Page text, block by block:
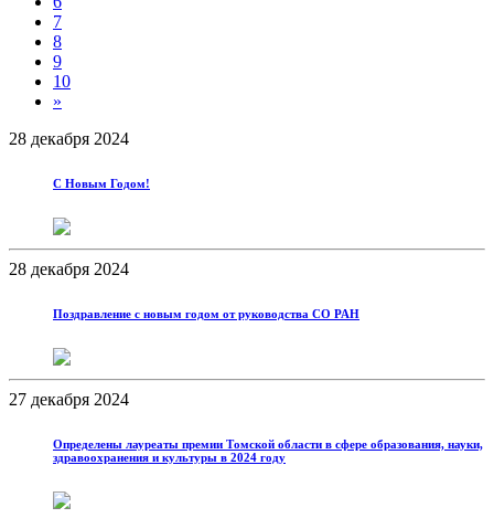
7
8
9
10
»
28 декабря 2024
С Новым Годом!
28 декабря 2024
Поздравление с новым годом от руководства СО РАН
27 декабря 2024
Определены лауреаты премии Томской области в сфере образования, науки,
здравоохранения и культуры в 2024 году